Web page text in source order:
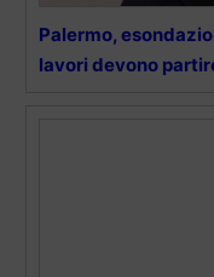
Palermo,
lavori devono